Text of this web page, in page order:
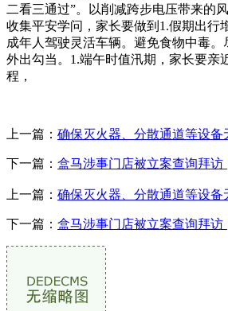
二看三通过”。以削减跨步电压带来的
收集平安学问，家长要做到1.假期出行
成年人驾驶灵活车辆。避免食物中毒
外出勾当。1.端午时值汛期，家长要亲
程，
上一篇： 确保灭火器、分散通道等设备
下一篇： 盒马涉事门店被立案查询拜访
上一篇： 确保灭火器、分散通道等设备
下一篇： 盒马涉事门店被立案查询拜访